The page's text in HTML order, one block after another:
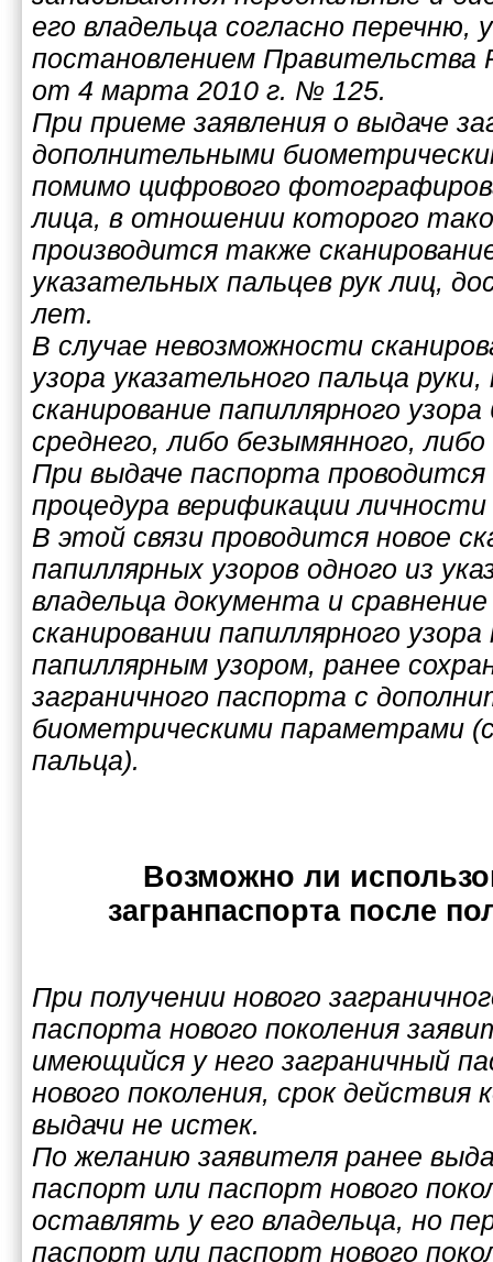
его владельца согласно перечню,
постановлением Правительства
от 4 марта 2010 г. № 125.
При приеме заявления о выдаче
дополнительными
помимо цифрового
лица, в отношении которого
производится также
указательных пальцев рук лиц,
лет.
В случае невозможности
узора указательного пальца
сканирование папиллярного
среднего, либо безымянного,
При выдаче паспорта
процедура верификации
В этой связи проводится новое
папиллярных узоров одного из
владельца документа и
сканировании папиллярного узора
папиллярным узором, ранее
заграничного паспорта с
биометрическими параметрами
пальца).
Возможно ли
загранпаспорта после
При получении нового
паспорта нового поколения
имеющийся у него заграничный
нового поколения, срок действия
выдачи не истек.
По желанию заявителя ранее
паспорт или паспорт нового
оставлять у его владельца, но
паспорт или паспорт нового